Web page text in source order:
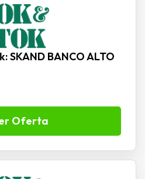
SKAND BANCO ALTO
Oferta